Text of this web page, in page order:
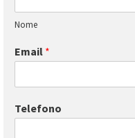
Nome
Email *
Telefono